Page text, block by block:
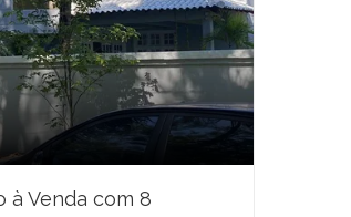
à Venda com 8